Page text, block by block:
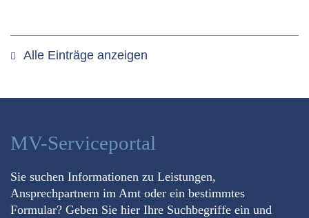
Alle Einträge anzeigen
MV-Serviceportal
Sie suchen Informationen zu Leistungen,
Ansprechpartnern im Amt oder ein bestimmtes
Formular? Geben Sie hier Ihre Suchbegriffe ein und